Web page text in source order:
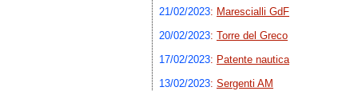
21/02/2023: Marescialli GdF
20/02/2023: Torre del Greco
17/02/2023: Patente nautica
13/02/2023: Sergenti AM